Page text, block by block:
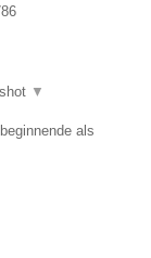
▼
als